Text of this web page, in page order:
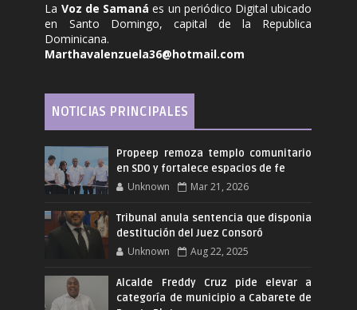
La Voz de Samanáes un periódico Digital ubicado
en Santo Domingo, capital de la Republica
Dominicana.
Marthavalenzuela36@hotmail.com
NOTICIAS PRINCIPALES
Propeep remoza templo comunitario
en SDO y fortalece espacios de fe
Unknown Mar 21, 2026
Tribunal anula sentencia que disponia
destitución del Juez Consoró
Unknown Aug 22, 2025
Alcalde Freddy Cruz pide elevar a
categoría de municipio a Cabarete de